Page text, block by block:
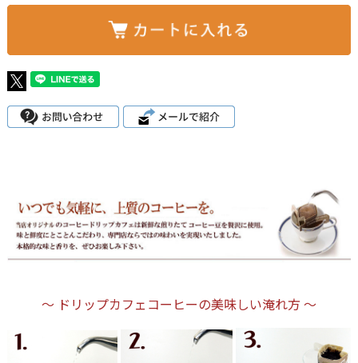
～ ドリップカフェコーヒーの美味しい淹れ方 ～